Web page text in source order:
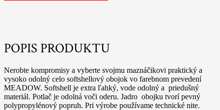
POPIS PRODUKTU
Nerobte kompromisy a vyberte svojmu maznáčikovi praktický a
vysoko odolný celo softshellový obojok vo farebnom prevedení
MEADOW. Softshell je extra ľahký, vode odolný a priedušný
materiál. Potlač je odolná voči oderu. Jadro obojku tvorí pevný
polypropylénový popruh. Pri výrobe používame technické nite.